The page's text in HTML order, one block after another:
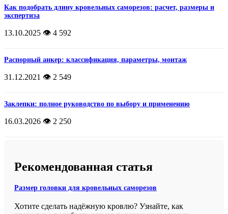
Как подобрать длину кровельных саморезов: расчет, размеры и
экспертиза
13.10.2025 👁️ 4 592
Распорный анкер: классификация, параметры, монтаж
31.12.2021 👁️ 2 549
Заклепки: полное руководство по выбору и применению
16.03.2026 👁️ 2 250
Рекомендованная статья
Размер головки для кровельных саморезов
Хотите сделать надёжную кровлю? Узнайте, как